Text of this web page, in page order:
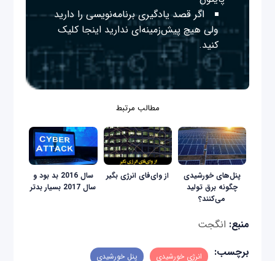
اگر قصد یادگیری برنامه‌نویسی را دارید
ولی هیچ پیش‌زمینه‌ای نداریداینجا کلیک
کنید.
مطالب مرتبط
پنل‌های خورشیدی
چگونه برق تولید
می‌کنند؟
از وای‌فای انرژی بگیر
سال 2016 بد بود و
سال 2017 بسیار بدتر
منبع: انگجت
برچسب:
انرژی خورشیدی پنل خورشیدی